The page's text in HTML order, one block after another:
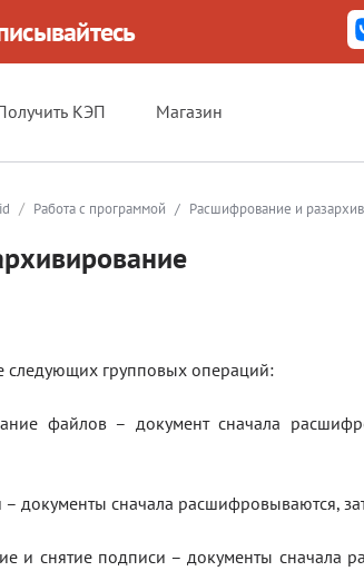
КЭП Магазин
/ Работа с программой / Расшифрование и
групповых операций:
файлов – документ сначала
документы сначала расшифровываются,
и снятие подписи – документы сначала